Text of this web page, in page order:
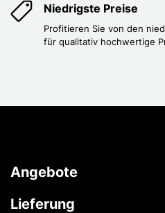
Niedrigste Preise
Profitieren Sie von den
für qualitativ hochwertige
Angebote
Lieferung